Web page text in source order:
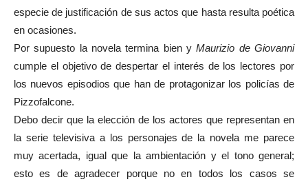
especie de justificación de sus actos que hasta resulta poética
en ocasiones.
Por supuesto la novela termina bien yMaurizio de Giovanni
cumple el objetivo de despertar el interés de los lectores por
los nuevos episodios que han de protagonizar los policías de
Pizzofalcone.
Debo decir que la elección de los actores que representan en
la serie televisiva a los personajes de la novela me parece
muy acertada, igual que la ambientación y el tono general;
esto es de agradecer porque no en todos los casos se